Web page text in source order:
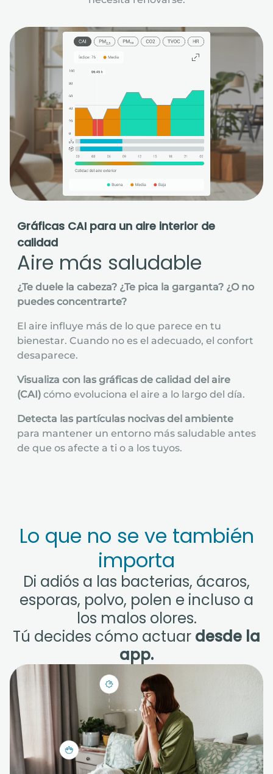
Gráficas CAI para un aire interior de
calidad
Aire más saludable
¿Te duele la cabeza? ¿Te pica la garganta? ¿O no
puedes concentrarte?
El aire influye más de lo que parece en tu
bienestar. Cuando no es el adecuado, el confort
desaparece.
Visualiza con las gráficas de calidad del aire
(CAI) cómo evoluciona el aire a lo largo del día.
Detecta las partículas nocivas del ambiente
para mantener un entorno más saludable antes
de que os afecte a ti o a los tuyos.
Lo que no se ve también
importa
Di adiós a las bacterias, ácaros,
esporas, polvo, polen e incluso a
los malos olores.
Tú decides cómo actuar desde la
app.